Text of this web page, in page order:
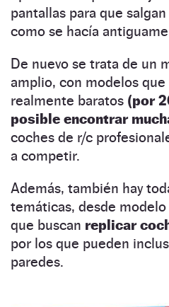
pantallas para que
como se hacía
De nuevo se trata de un
amplio, con modelos
realmente baratos (por
posible encontrar
coches de r/c
a competir.
Además, también hay
temáticas, desde
que buscan replicar
por los que pueden
paredes.